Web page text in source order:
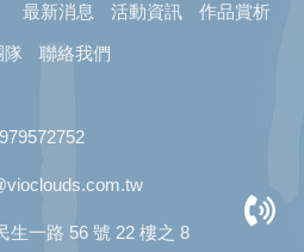
最新消息 活動資訊 作品賞析
隊 聯絡我們
生一路 56 號 22 樓之 8